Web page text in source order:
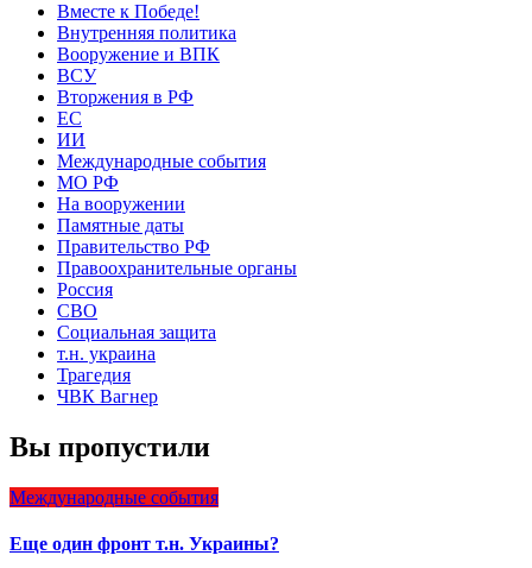
Вместе к Победе!
Внутренняя политика
Вооружение и ВПК
ВСУ
Вторжения в РФ
ЕС
ИИ
Международные события
МО РФ
На вооружении
Памятные даты
Правительство РФ
Правоохранительные органы
Россия
СВО
Социальная защита
т.н. украина
Трагедия
ЧВК Вагнер
Вы пропустили
Международные события
Еще один фронт т.н. Украины?